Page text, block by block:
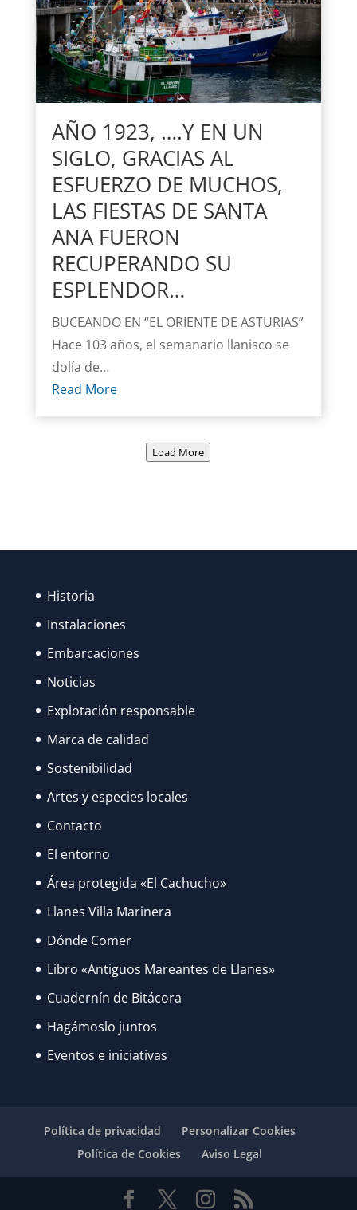
AÑO 1923, ….Y EN UN
SIGLO, GRACIAS AL
ESFUERZO DE MUCHOS,
LAS FIESTAS DE SANTA
ANA FUERON
RECUPERANDO SU
ESPLENDOR…
BUCEANDO EN “EL ORIENTE DE ASTURIAS”
Hace 103 años, el semanario llanisco se
dolía de…
Read More
Load More
Historia
Instalaciones
Embarcaciones
Noticias
Explotación responsable
Marca de calidad
Sostenibilidad
Artes y especies locales
Contacto
El entorno
Área protegida «El Cachucho»
Llanes Villa Marinera
Dónde Comer
Libro «Antiguos Mareantes de Llanes»
Cuadernín de Bitácora
Hagámoslo juntos
Eventos e iniciativas
Política de privacidad
Personalizar Cookies
Política de Cookies
Aviso Legal